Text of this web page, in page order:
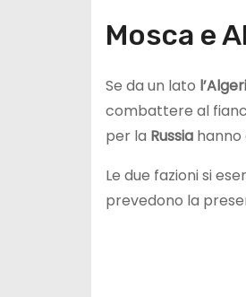
Mosca e
Se da un lato
combattere al
per la Russia hanno
Le due fazioni si
prevedono la